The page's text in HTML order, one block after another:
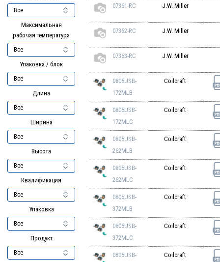
Максимальная
рабочая температура
Упаковка / блок
Длина
Ширина
Высота
Квалификация
Упаковка
Продукт
07361-RC J.W. Miller
07362-RC J.W. Miller
07363-RC J.W. Miller
0805USB-
172MLB
Coilcraft
0805USB-
172MLC
Coilcraft
0805USB-
262MLB
Coilcraft
0805USB-
262MLC
Coilcraft
0805USB-
372MLB
Coilcraft
0805USB-
372MLC
Coilcraft
0805USB-
Coilcraft